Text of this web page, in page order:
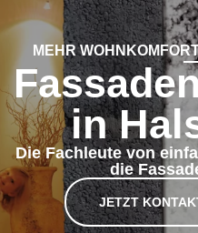
MEHR
in
Die Fachleute von
die
JETZT